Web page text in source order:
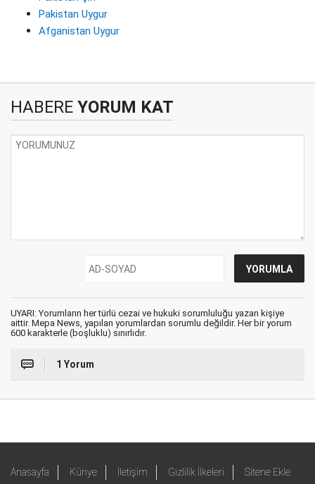
Pakistan Uygur
Afganistan Uygur
HABERE YORUM KAT
UYARI: Yorumların her türlü cezai ve hukuki sorumluluğu yazan kişiye
aittir. Mepa News, yapılan yorumlardan sorumlu değildir. Her bir yorum
600 karakterle (boşluklu) sınırlıdır.
1 Yorum
Anasayfa Künye İletişim Gizlilik İlkeleri Sitene Ekle